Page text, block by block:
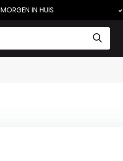
MORGEN IN HUIS